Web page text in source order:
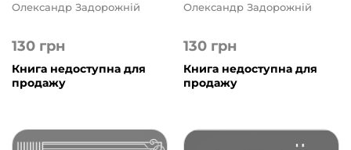
130 грн
Олександр Задорожній
Книга недоступна для
продажу
130 грн
Олександр Задорожній
Книга недоступна для
продажу